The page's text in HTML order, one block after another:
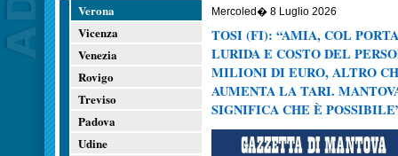
Verona
Vicenza
Venezia
Rovigo
Treviso
Padova
Udine
Mercoled� 8 Luglio 2026
TOSI (FI): “AMIA, COL
LURIDA E COSTO DEL
MILIONI DI EURO, ALTRO
AUMENTA LA TARI.
SIGNIFICA CHE È